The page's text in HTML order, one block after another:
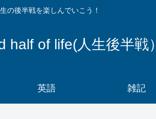
の後半戦を楽しんでいこう！
half of life(人生後半戦）
英語 雑記